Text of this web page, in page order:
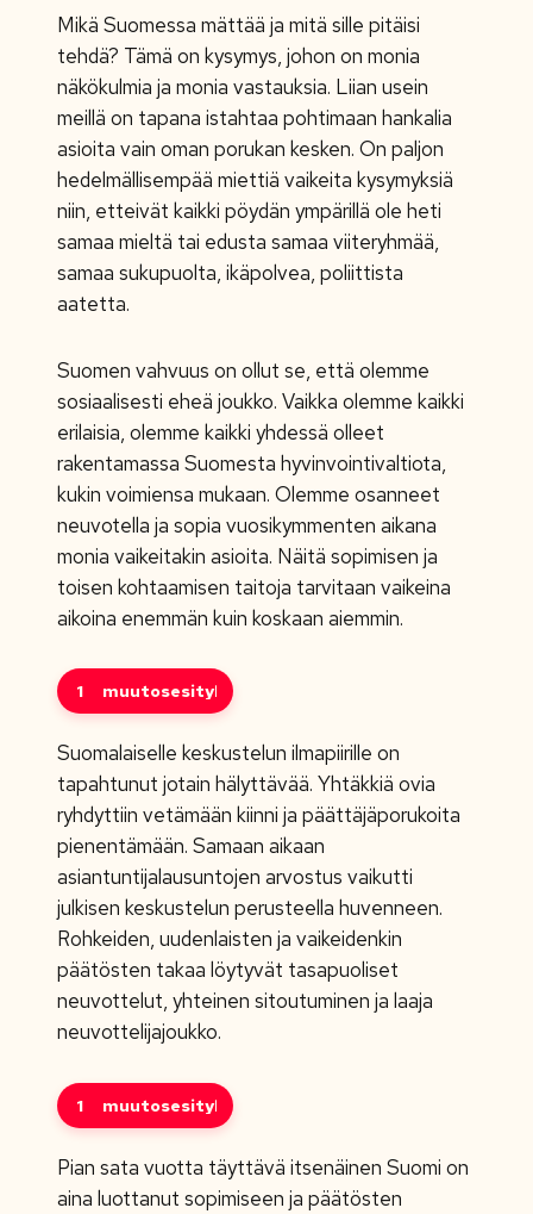
Mikä Suomessa mättää ja mitä sille pitäisi
tehdä? Tämä on kysymys, johon on monia
näkökulmia ja monia vastauksia. Liian usein
meillä on tapana istahtaa pohtimaan hankalia
asioita vain oman porukan kesken. On paljon
hedelmällisempää miettiä vaikeita kysymyksiä
niin, etteivät kaikki pöydän ympärillä ole heti
samaa mieltä tai edusta samaa viiteryhmää,
samaa sukupuolta, ikäpolvea, poliittista
aatetta.
Suomen vahvuus on ollut se, että olemme
sosiaalisesti eheä joukko. Vaikka olemme kaikki
erilaisia, olemme kaikki yhdessä olleet
rakentamassa Suomesta hyvinvointivaltiota,
kukin voimiensa mukaan. Olemme osanneet
neuvotella ja sopia vuosikymmenten aikana
monia vaikeitakin asioita. Näitä sopimisen ja
toisen kohtaamisen taitoja tarvitaan vaikeina
aikoina enemmän kuin koskaan aiemmin.
1 muutosesitykset
Suomalaiselle keskustelun ilmapiirille on
tapahtunut jotain hälyttävää. Yhtäkkiä ovia
ryhdyttiin vetämään kiinni ja päättäjäporukoita
pienentämään. Samaan aikaan
asiantuntijalausuntojen arvostus vaikutti
julkisen keskustelun perusteella huvenneen.
Rohkeiden, uudenlaisten ja vaikeidenkin
päätösten takaa löytyvät tasapuoliset
neuvottelut, yhteinen sitoutuminen ja laaja
neuvottelijajoukko.
1 muutosesitykset
Pian sata vuotta täyttävä itsenäinen Suomi on
aina luottanut sopimiseen ja päätösten